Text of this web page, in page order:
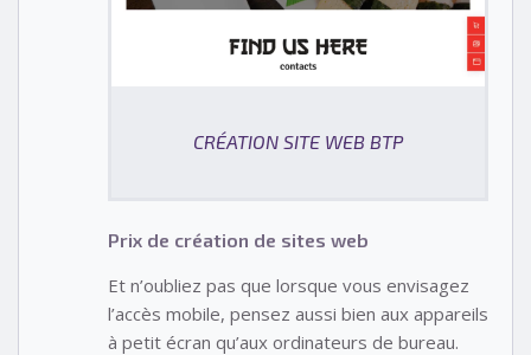
CRÉATION SITE WEB BTP
Prix de création de sites web
Et n’oubliez pas que lorsque vous envisagez
l’accès mobile, pensez aussi bien aux appareils
à petit écran qu’aux ordinateurs de bureau.